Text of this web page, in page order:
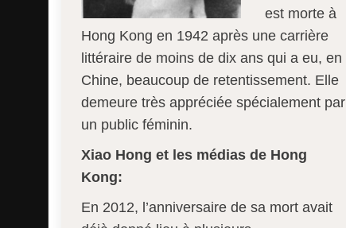
est morte à
Hong Kong en 1942 après une carrière
littéraire de moins de dix ans qui a eu, en
Chine, beaucoup de retentissement. Elle
demeure très appréciée spécialement par
un public féminin.
Xiao Hong et les médias de Hong
Kong:
En 2012, l’anniversaire de sa mort avait